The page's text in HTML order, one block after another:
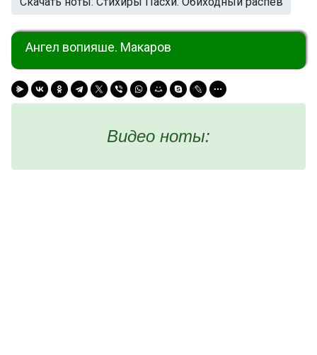
Ангел вопияше. Макаров
Видео ноты: